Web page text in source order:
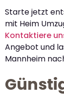
Starte jetzt
mit Heim
Kontaktiere
Angebot und
Mannheim